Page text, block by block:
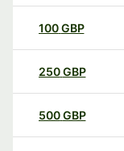
100GBP
250GBP
500GBP